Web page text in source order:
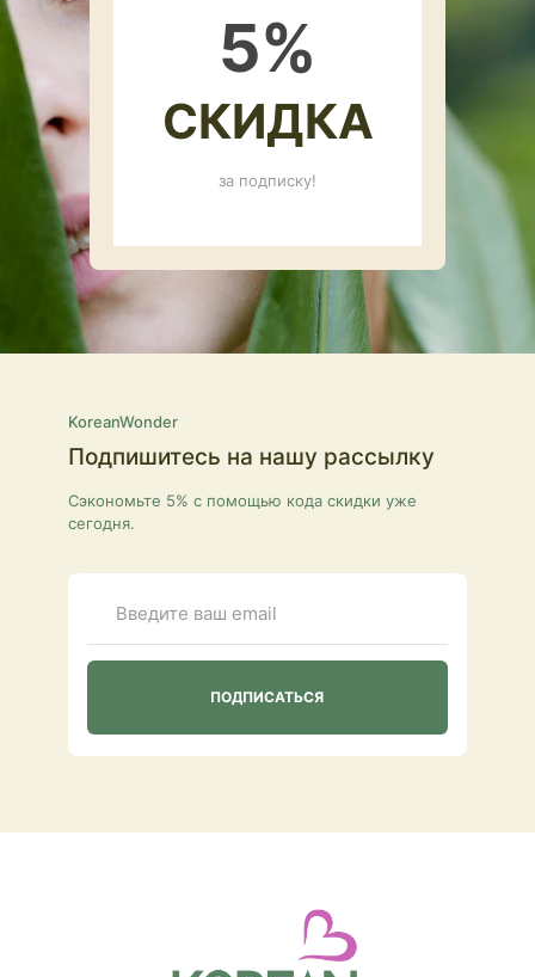
5%
СКИДКА
за подписку!
KoreanWonder
Подпишитесь на нашу рассылку
Сэкономьте 5% с помощью кода скидки уже
сегодня.